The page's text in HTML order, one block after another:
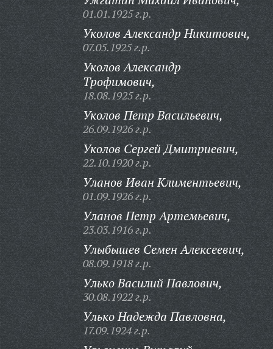
01.01.1925 г.р.
Уколов Александр Никитович,
07.05.1925 г.р.
Уколов Александр
Трофимович,
18.08.1925 г.р.
Уколов Петр Васильевич,
26.09.1926 г.р.
Уколов Сергей Дмитриевич,
22.10.1920 г.р.
Уланов Иван Климентьевич,
01.09.1926 г.р.
Уланов Петр Артемьевич,
23.03.1916 г.р.
Улыбышев Семен Алексеевич,
08.09.1918 г.р.
Улько Василий Павлович,
30.08.1922 г.р.
Улько Надежда Павловна,
17.09.1924 г.р.